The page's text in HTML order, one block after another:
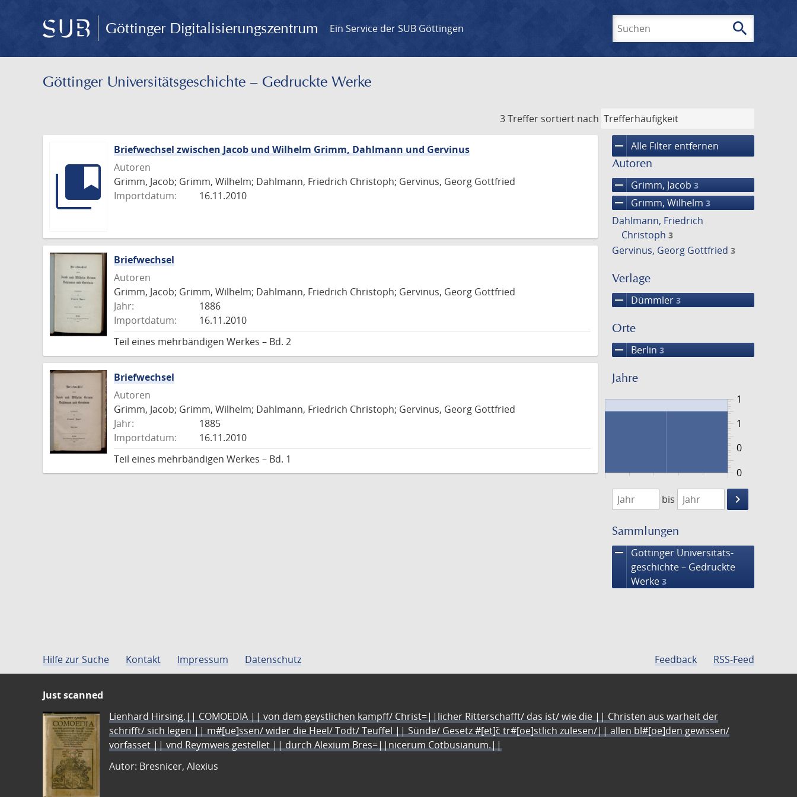
Göttinger Digitalisierungszentrum Ein Service der SUB Göttingen search
Göttinger Universitäts­geschichte – Gedruckte Werke
3 Treffer sortiert nach
remove Alle Filter entfernen
Autoren
remove Grimm, Jacob 3
remove Grimm, Wilhelm 3
Dahlmann, Friedrich
Christoph 3
Gervinus, Georg Gottfried 3
Verlage
remove Dümmler 3
Orte
remove Berlin 3
Jahre
0
1
0
1
1885
1887
bis
keyboard_arrow_right
Suche
Sammlungen
remove
Göttinger Universitäts­
geschichte – Gedruckte
Werke 3
Briefwechsel zwischen Jacob und Wilhelm Grimm, Dahlmann und Gervinus
Autoren
Grimm, Jacob; Grimm, Wilhelm; Dahlmann, Friedrich Christoph; Gervinus, Georg Gottfried
Importdatum:
16.11.2010
Briefwechsel
Autoren
Grimm, Jacob; Grimm, Wilhelm; Dahlmann, Friedrich Christoph; Gervinus, Georg Gottfried
Jahr:
1886
Importdatum:
16.11.2010
Teil eines mehrbändigen Werkes – Bd. 2
Briefwechsel
Autoren
Grimm, Jacob; Grimm, Wilhelm; Dahlmann, Friedrich Christoph; Gervinus, Georg Gottfried
Jahr:
1885
Importdatum:
16.11.2010
Teil eines mehrbändigen Werkes – Bd. 1
Hilfe zur Suche Kontakt Impressum Datenschutz Feedback RSS-Feed
Just scanned
Lienhard Hirsing.|| COMOEDIA || von dem geystlichen kampff/ Christ=||licher Ritterschafft/ das ist/ wie die || Christen aus warheit der
schrifft/ sich legen || m#[ue]ssen/ wider die Heel/ Todt/ Teuffel || Sünde/ Gesetz #[et]c̃ tr#[oe]stlich zulesen/|| allen bl#[oe]den gewissen/
vorfasset || vnd Reymweis gestellet || durch Alexium Bres=||nicerum Cotbusianum.||
Autor: Bresnicer, Alexius